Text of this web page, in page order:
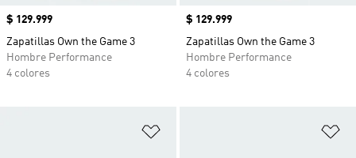
Precio
$ 129.999
Zapatillas Own the Game 3
Hombre Performance
4 colores
Precio
$ 129.999
Zapatillas Own the Game 3
Hombre Performance
4 colores